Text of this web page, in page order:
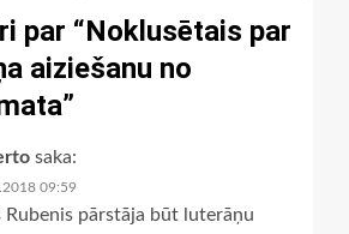
par “Noklusētais par
aiziešanu no
”
saka:
09:59
Rubenis pārstāja būt luterāņu